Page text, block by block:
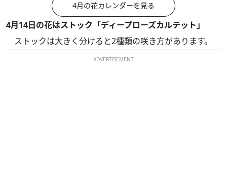
4月の花カレンダーを見る
4月14日の花はストック「ディープローズカルテット」
ストックは大きく分けると2種類の咲き方があります。
ADVERTISEMENT